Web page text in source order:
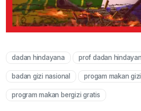
dadan hindayana prof dadan
badan gizi nasional progam makan
program makan bergizi gratis